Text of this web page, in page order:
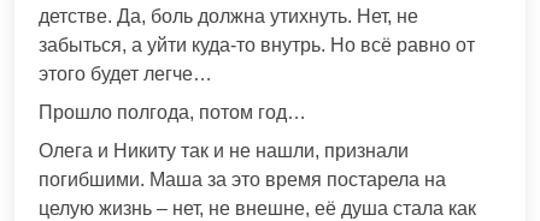
детстве. Да, боль должна утихнуть. Нет, не
забыться, а уйти куда-то внутрь. Но всё равно от
этого будет легче…
Прошло полгода, потом год…
Олега и Никиту так и не нашли, признали
погибшими. Маша за это время постарела на
целую жизнь – нет, не внешне, её душа стала как